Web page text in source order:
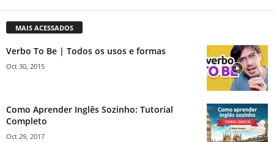
MAIS ACESSADOS
Verbo To Be | Todos os usos e formas
Oct 30, 2015
Como Aprender Inglês Sozinho: Tutorial
Completo
Oct 29, 2017